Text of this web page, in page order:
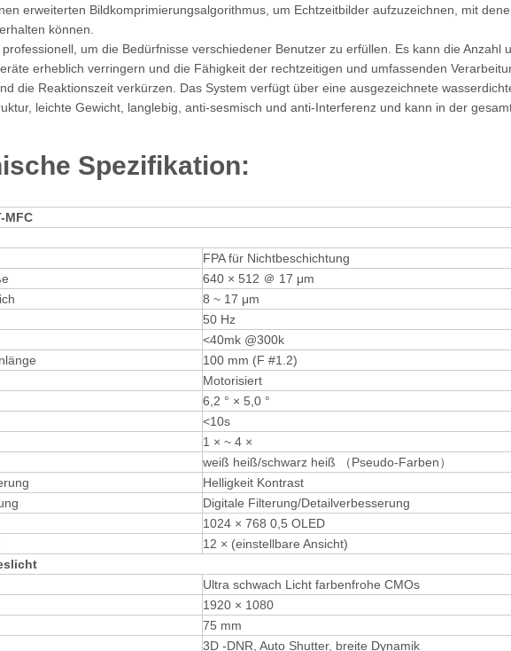
erweiterten Bildkomprimierungsalgorithmus, um Echtzeitbilder aufzuzeichnen, mit
können.
um die Bedürfnisse verschiedener Benutzer zu erfüllen. Es kann die Anzahl
erheblich verringern und die Fähigkeit der rechtzeitigen und umfassenden
die Reaktionszeit verkürzen. Das System verfügt über eine ausgezeichnete
leichte Gewicht, langlebig, anti-sesmisch und anti-Interferenz und kann in der
Spezifikation:
MFC
FPA für Nichtbeschichtung
640 × 512 ＠ 17 μm
8 ~ 17 μm
50 Hz
<40mk @300k
100 mm (F #1.2)
Motorisiert
6,2 ° × 5,0 °
<10s
1 × ~ 4 ×
weiß heiß/schwarz heiß （Pseudo-Farben）
Helligkeit Kontrast
Digitale Filterung/Detailverbesserung
1024 × 768 0,5 OLED
12 × (einstellbare Ansicht)
Ultra schwach Licht farbenfrohe CMOs
1920 × 1080
75 mm
3D -DNR, Auto Shutter, breite Dynamik